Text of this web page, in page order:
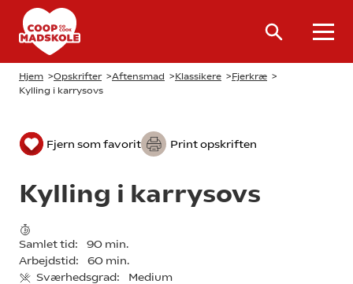
Hjem >Opskrifter >Aftensmad >Klassikere >Fjerkræ >
Kylling i karrysovs
Fjern som favorit Print opskriften
Kylling i karrysovs
Samlet tid:
90 min.
Arbejdstid:
60 min.
Sværhedsgrad:
Medium